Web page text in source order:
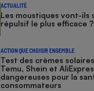
ACTUALITÉ
Les moustiques vont-ils
répulsif le plus efficace ?
ACTION QUE CHOISIR ENSEMBLE
Test des crèmes
Temu, Shein et
dangereuses pour la
consommateurs